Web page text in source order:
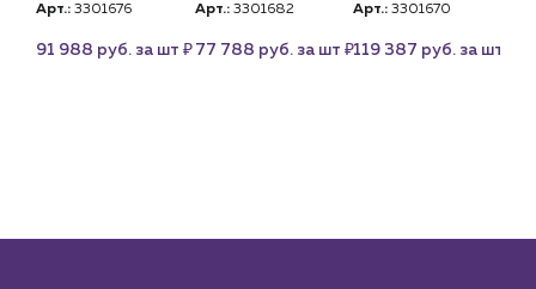
Арт.: 3301676
91 988 руб. за шт ₽
Арт.: 3301682
77 788 руб. за шт ₽
Арт.: 3301670
119 387 руб. за шт